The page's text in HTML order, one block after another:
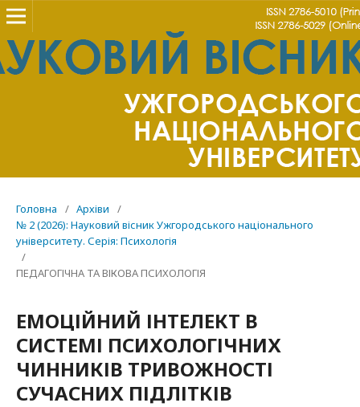
Головна / Архіви
/
№ 2 (2026): Науковий вісник Ужгородського національного
університету. Серія: Психологія
/
ПЕДАГОГІЧНА ТА ВІКОВА ПСИХОЛОГІЯ
ЕМОЦІЙНИЙ ІНТЕЛЕКТ В
СИСТЕМІ ПСИХОЛОГІЧНИХ
ЧИННИКІВ ТРИВОЖНОСТІ
СУЧАСНИХ ПІДЛІТКІВ